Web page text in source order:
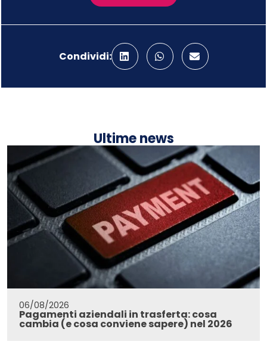
Condividi:
Ultime news
06/08/2026
Pagamenti aziendali in trasferta: cosa
cambia (e cosa conviene sapere) nel 2026